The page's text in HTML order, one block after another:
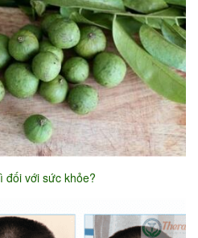
đối với sức khỏe?